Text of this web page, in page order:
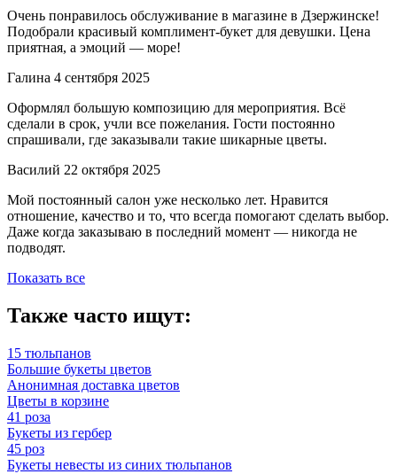
Очень понравилось обслуживание в магазине в Дзержинске!
Подобрали красивый комплимент-букет для девушки. Цена
приятная, а эмоций — море!
Галина 4 сентября 2025
Оформлял большую композицию для мероприятия. Всё
сделали в срок, учли все пожелания. Гости постоянно
спрашивали, где заказывали такие шикарные цветы.
Василий 22 октября 2025
Мой постоянный салон уже несколько лет. Нравится
отношение, качество и то, что всегда помогают сделать выбор.
Даже когда заказываю в последний момент — никогда не
подводят.
Показать все
Также часто ищут:
15 тюльпанов
Большие букеты цветов
Анонимная доставка цветов
Цветы в корзине
41 роза
Букеты из гербер
45 роз
Букеты невесты из синих тюльпанов